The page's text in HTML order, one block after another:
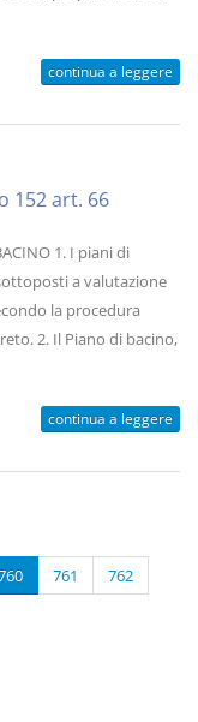
continua a leggere
152 art. 66
1. I piani di
a valutazione
la procedura
2. Il Piano di bacino,
continua a leggere
761
762